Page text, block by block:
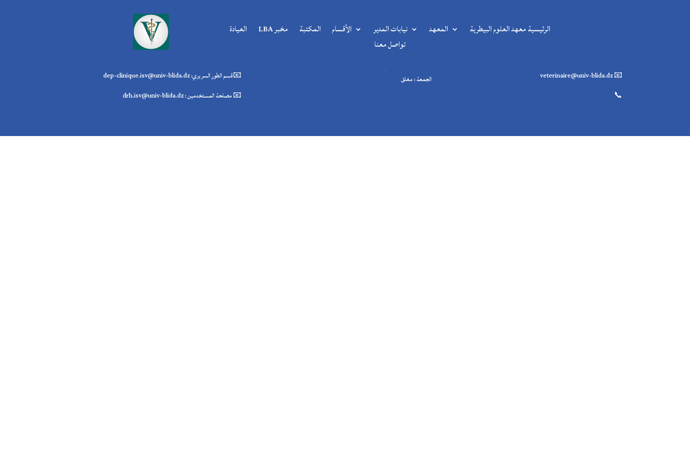
الرئيسية معهد العلوم البيطرية المعهد نيابات المدير الأقسام المكتبة مخبر LBA
العيادة
تواصل معنا
📧قسم الطور السريري: dep-clinique.isv@univ-blida.dz
📧 مصلحة المستخدمين : drh.isv@univ-blida.dz
مواقيت العمل
الجمعة : مغلق
📧 veterinaire@univ-blida.dz
📞